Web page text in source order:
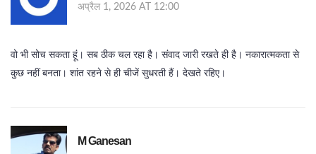
अप्रैल 1, 2026 AT 12:00
वो भी सोच सकता हूं। सब ठीक चल रहा है। संवाद जारी रखते ही है। नकारात्मकता से
कुछ नहीं बनता। शांत रहने से ही चीजें सुधरती हैं। देखते रहिए।
M Ganesan